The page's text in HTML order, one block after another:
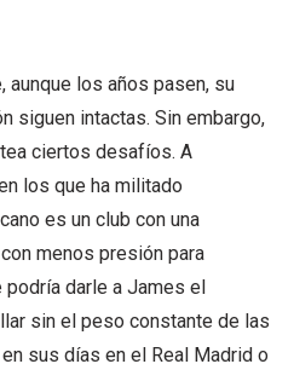
aunque los años pasen, su
siguen intactas. Sin embargo,
ciertos desafíos. A
los que ha militado
es un club con una
menos presión para
darle a James el
sin el peso constante de las
sus días en el Real Madrid o